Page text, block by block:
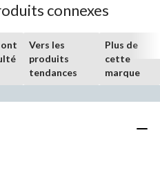
connexes
ont
Vers les
produits
tendances
Plus de
cette
marque